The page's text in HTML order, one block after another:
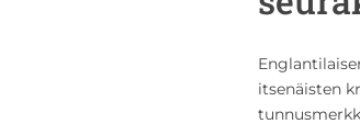
itsenäisten